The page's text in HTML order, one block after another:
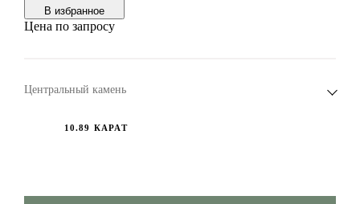
В избранноe
Цена по запросу
Центральный камень
10.89 КАРАТ